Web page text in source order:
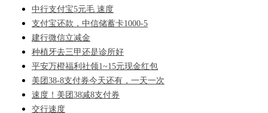
中行支付宝5元毛 速度
支付宝还款，中信储蓄卡1000-5
建行微信立减金
种植牙去三甲还是诊所好
平安万橙福利社领1~15元现金红包
美团38-8支付券今天还有，一天一次
速度！美团38减8支付券
交行速度